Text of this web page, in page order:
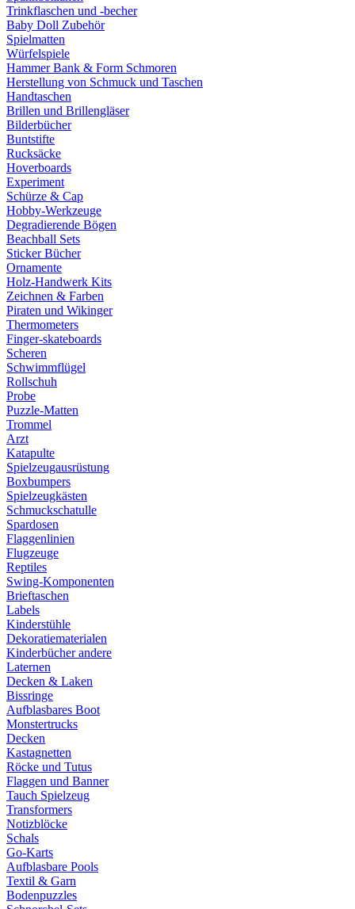
Trinkflaschen und -becher
Baby Doll Zubehör
Spielmatten
Würfelspiele
Hammer Bank & Form Schmoren
Herstellung von Schmuck und Taschen
Handtaschen
Brillen und Brillengläser
Bilderbücher
Buntstifte
Rucksäcke
Hoverboards
Experiment
Schürze & Cap
Hobby-Werkzeuge
Degradierende Bögen
Beachball Sets
Sticker Bücher
Ornamente
Holz-Handwerk Kits
Zeichnen & Farben
Piraten und Wikinger
Thermometers
Finger-skateboards
Scheren
Schwimmflügel
Rollschuh
Probe
Puzzle-Matten
Trommel
Arzt
Katapulte
Spielzeugausrüstung
Boxbumpers
Spielzeugkästen
Schmuckschatulle
Spardosen
Flaggenlinien
Flugzeuge
Reptiles
Swing-Komponenten
Brieftaschen
Labels
Kinderstühle
Dekoratiematerialen
Kinderbücher andere
Laternen
Decken & Laken
Bissringe
Aufblasbares Boot
Monstertrucks
Decken
Kastagnetten
Röcke und Tutus
Flaggen und Banner
Tauch Spielzeug
Transformers
Notizblöcke
Schals
Go-Karts
Aufblasbare Pools
Textil & Garn
Bodenpuzzles